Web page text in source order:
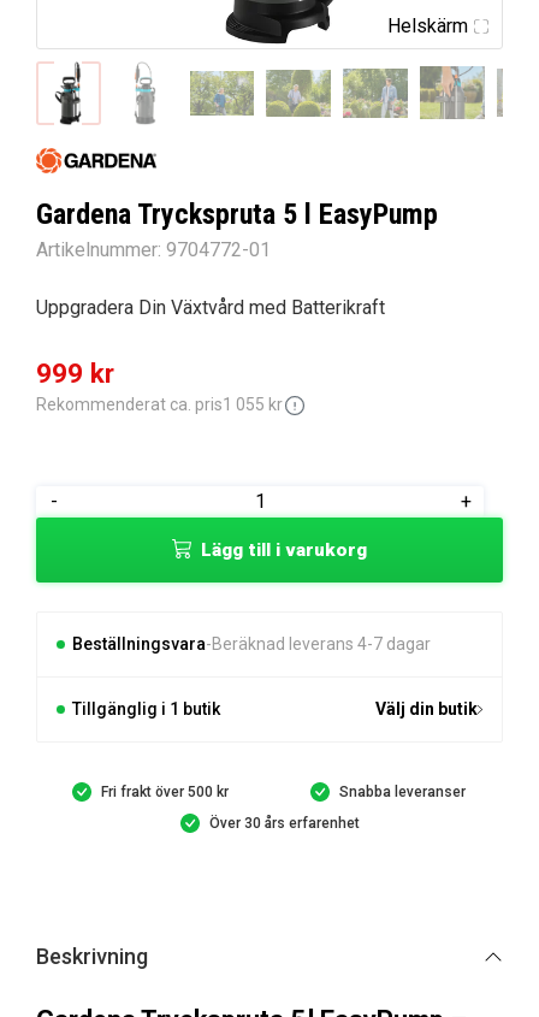
Helskärm
Gardena Tryckspruta 5 l EasyPump
Artikelnummer: 9704772-01
Uppgradera Din Växtvård med Batterikraft
Det
ursprungliga
1
999 kr
Det
nuvarande
999 kr.
Rekommenderat ca. pris1 055 kr
-
Gardena
l
mängd
+
Lägg till i varukorg
Beställningsvara Beräknad leverans 4-7 dagar
Tillgänglig i 1 butik Välj din butik
Fri frakt över 500 kr
Snabba leveranser
Över 30 års erfarenhet
Beskrivning